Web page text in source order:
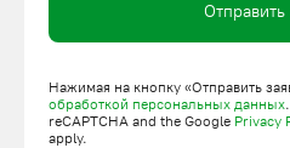
Отправить
Нажимая на кнопку «Отправить
обработкой персональных данных
reCAPTCHA and the Google Privacy
apply.